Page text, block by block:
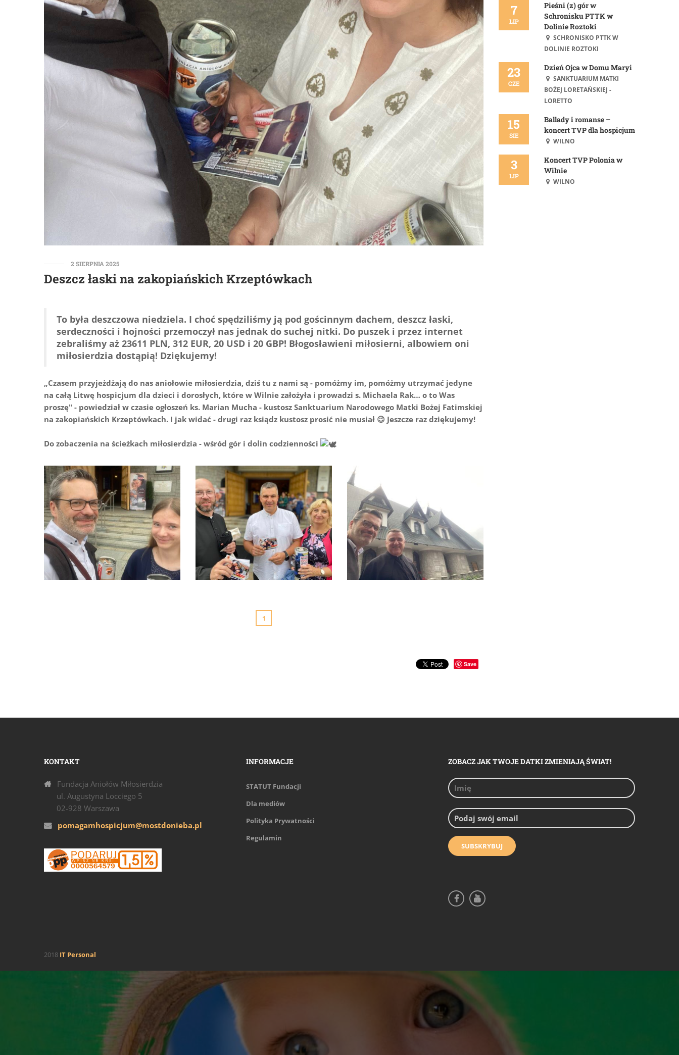
2 SIERPNIA 2025
Deszcz łaski na zakopiańskich Krzeptówkach
To była deszczowa niedziela. I choć spędziliśmy ją pod gościnnym dachem, deszcz łaski,
serdeczności i hojności przemoczył nas jednak do suchej nitki. Do puszek i przez internet
zebraliśmy aż 23611 PLN, 312 EUR, 20 USD i 20 GBP! Błogosławieni miłosierni, albowiem oni
miłosierdzia dostąpią! Dziękujemy!
„Czasem przyjeżdżają do nas aniołowie miłosierdzia, dziś tu z nami są - pomóżmy im, pomóżmy utrzymać jedyne
na całą Litwę hospicjum dla dzieci i dorosłych, które w Wilnie założyła i prowadzi s. Michaela Rak… o to Was
proszę" - powiedział w czasie ogłoszeń ks. Marian Mucha - kustosz Sanktuarium Narodowego Matki Bożej Fatimskiej
na zakopiańskich Krzeptówkach. I jak widać - drugi raz ksiądz kustosz prosić nie musiał 😉 Jeszcze raz dziękujemy!
Do zobaczenia na ścieżkach miłosierdzia - wśród gór i dolin codzienności
1
Save
7
LIP
Pieśni (z) gór w
Schronisku PTTK w
Dolinie Roztoki
SCHRONISKO PTTK W
DOLINIE ROZTOKI
23
CZE
Dzień Ojca w Domu Maryi
SANKTUARIUM MATKI
BOŻEJ LORETAŃSKIEJ -
LORETTO
15
SIE
Ballady i romanse –
koncert TVP dla hospicjum
WILNO
3
LIP
Koncert TVP Polonia w
Wilnie
WILNO
KONTAKT
Fundacja Aniołów Miłosierdzia
ul. Augustyna Locciego 5
02-928 Warszawa
pomagamhospicjum@mostdonieba.pl
INFORMACJE
STATUT Fundacji
Dla mediów
Polityka Prywatności
Regulamin
ZOBACZ JAK TWOJE DATKI ZMIENIAJĄ ŚWIAT!
2018 IT Personal